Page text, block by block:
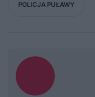
POLICJA PUŁAWY